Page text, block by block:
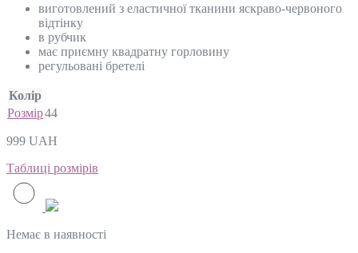
виготовлений з еластичної тканини яскраво-червоного
відтінку
в рубчик
має приємну квадратну горловину
регульовані бретелі
Колір
Розмір44
999 UAH
Таблиці розмірів
Немає в наявності